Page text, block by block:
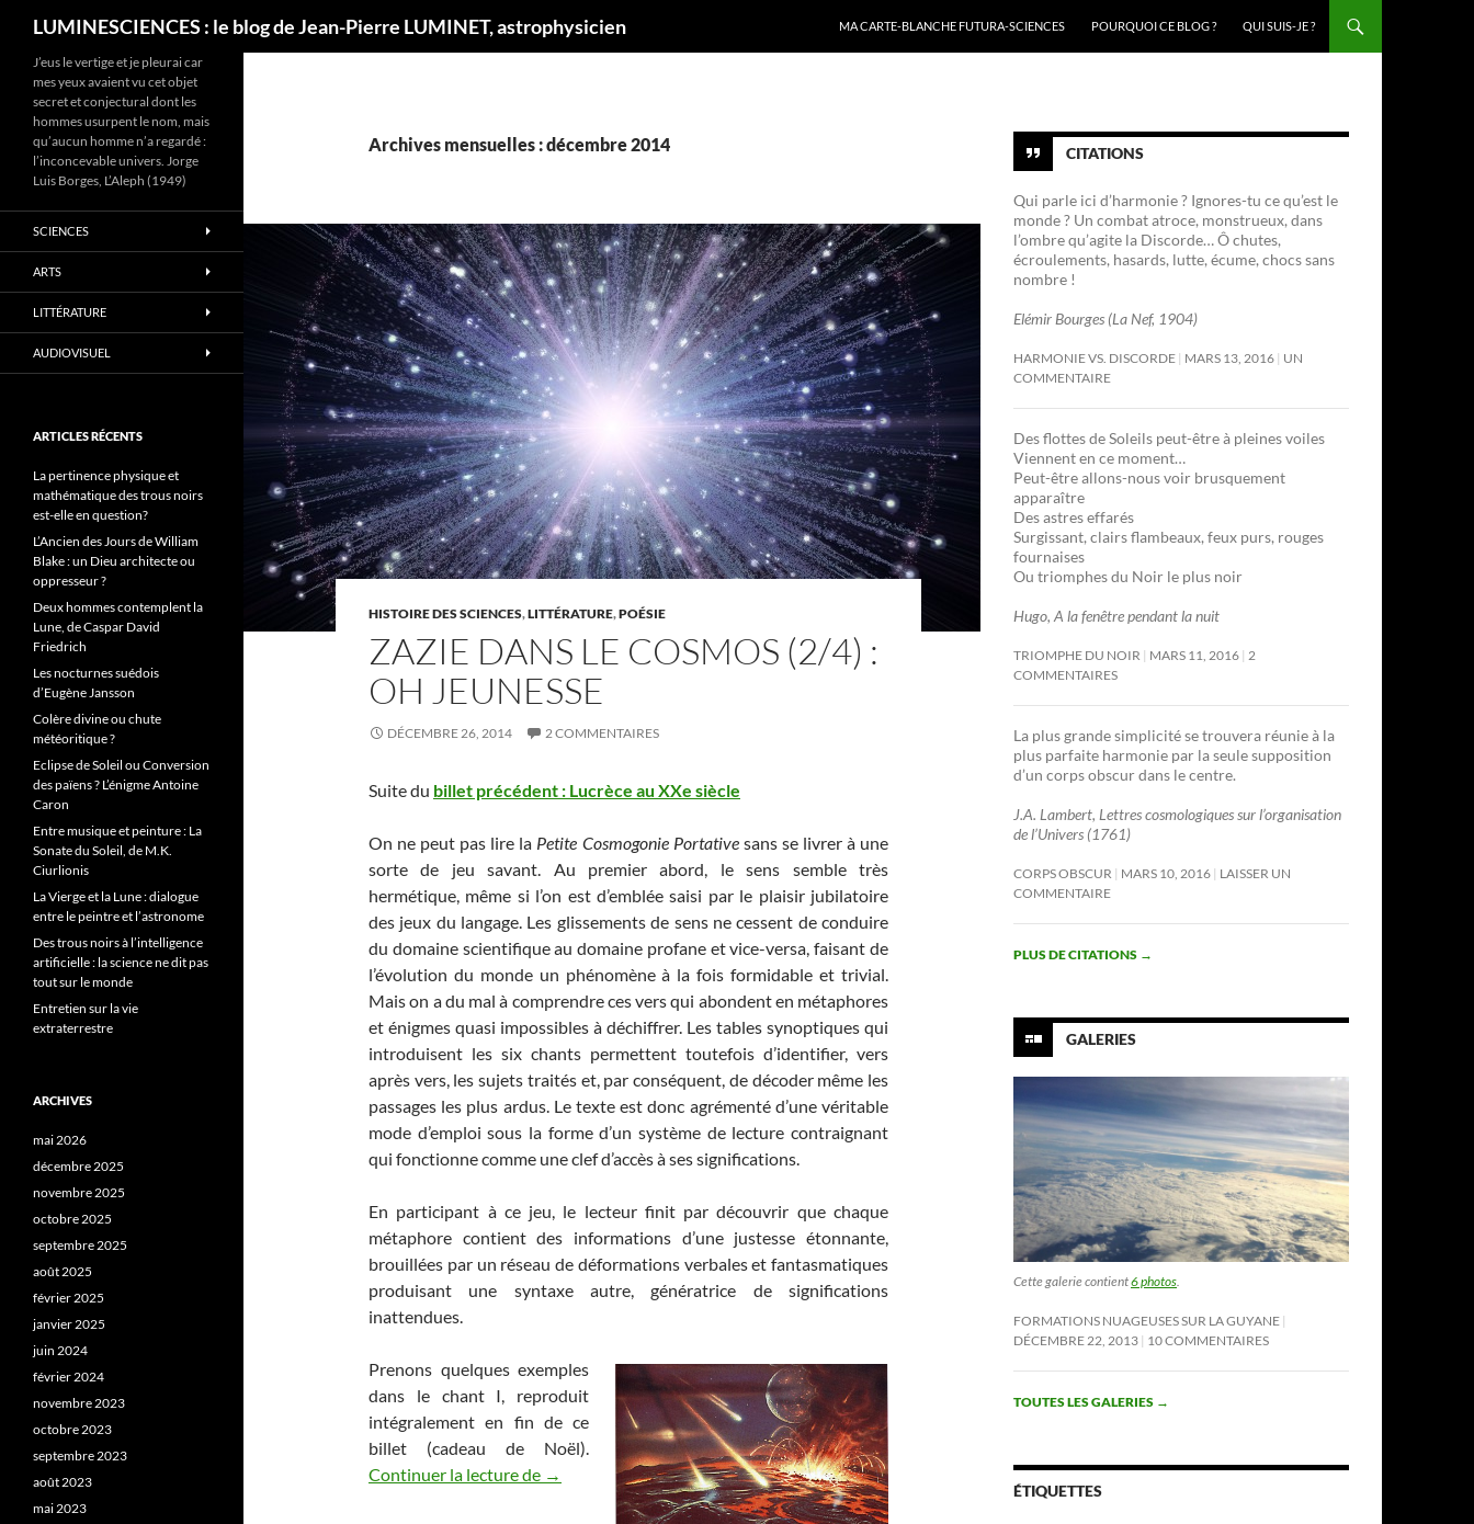
LUMINESCIENCES : le blog de Jean-Pierre LUMINET, astrophysicien
MA CARTE-BLANCHE FUTURA-SCIENCES
POURQUOI CE BLOG ? QUI SUIS-JE ?
Archives mensuelles : décembre 2014
HISTOIRE DES SCIENCES,LITTÉRATURE,POÉSIE
ZAZIE DANS LE COSMOS (2/4) :
OH JEUNESSE
DÉCEMBRE 26, 2014 2 COMMENTAIRES
Suite du billet précédent : Lucrèce au XXe siècle
On ne peut pas lire la Petite Cosmogonie Portativesans se livrer à une
sorte de jeu savant. Au premier abord, le sens semble très
hermétique, même si l’on est d’emblée saisi par le plaisir jubilatoire
des jeux du langage. Les glissements de sens ne cessent de conduire
du domaine scientifique au domaine profane et vice-versa, faisant de
l’évolution du monde un phénomène à la fois formidable et trivial.
Mais on a du mal à comprendre ces vers qui abondent en métaphores
et énigmes quasi impossibles à déchiffrer. Les tables synoptiques qui
introduisent les six chants permettent toutefois d’identifier, vers
après vers, les sujets traités et, par conséquent, de décoder même les
passages les plus ardus. Le texte est donc agrémenté d’une véritable
mode d’emploi sous la forme d’un système de lecture contraignant
qui fonctionne comme une clef d’accès à ses significations.
En participant à ce jeu, le lecteur finit par découvrir que chaque
métaphore contient des informations d’une justesse étonnante,
brouillées par un réseau de déformations verbales et fantasmatiques
produisant une syntaxe autre, génératrice de significations
inattendues.
Prenons quelques exemples
dans le chant I, reproduit
intégralement en fin de ce
billet (cadeau de Noël).
Continuer la lecture de Zazie dans le Cosmos (2/4) : Oh jeunesse
→
CITATIONS
Qui parle ici d’harmonie ? Ignores-tu ce qu’est le
monde ? Un combat atroce, monstrueux, dans
l’ombre qu’agite la Discorde… Ô chutes,
écroulements, hasards, lutte, écume, chocs sans
nombre !
Elémir Bourges (La Nef, 1904)
HARMONIE VS. DISCORDE MARS 13, 2016 UN
COMMENTAIRE
Des flottes de Soleils peut-être à pleines voiles
Viennent en ce moment…
Peut-être allons-nous voir brusquement
apparaître
Des astres effarés
Surgissant, clairs flambeaux, feux purs, rouges
fournaises
Ou triomphes du Noir le plus noir
Hugo, A la fenêtre pendant la nuit
TRIOMPHE DU NOIR MARS 11, 2016 2
COMMENTAIRES
La plus grande simplicité se trouvera réunie à la
plus parfaite harmonie par la seule supposition
d’un corps obscur dans le centre.
J.A. Lambert, Lettres cosmologiques sur l’organisation
de l’Univers (1761)
CORPS OBSCUR MARS 10, 2016 LAISSER UN
COMMENTAIRE
PLUS DE CITATIONS →
GALERIES
Cette galerie contient6 photos.
FORMATIONS NUAGEUSES SUR LA GUYANE
DÉCEMBRE 22, 2013 10 COMMENTAIRES
TOUTES LES GALERIES →
ÉTIQUETTES
J’eus le vertige et je pleurai car
mes yeux avaient vu cet objet
secret et conjectural dont les
hommes usurpent le nom, mais
qu’aucun homme n’a regardé :
l’inconcevable univers. Jorge
Luis Borges, L’Aleph (1949)
SCIENCES
ARTS
LITTÉRATURE
AUDIOVISUEL
ARTICLES RÉCENTS
La pertinence physique et
mathématique des trous noirs
est-elle en question?
L’Ancien des Jours de William
Blake : un Dieu architecte ou
oppresseur ?
Deux hommes contemplent la
Lune, de Caspar David
Friedrich
Les nocturnes suédois
d’Eugène Jansson
Colère divine ou chute
météoritique ?
Eclipse de Soleil ou Conversion
des païens ? L’énigme Antoine
Caron
Entre musique et peinture : La
Sonate du Soleil, de M.K.
Ciurlionis
La Vierge et la Lune : dialogue
entre le peintre et l’astronome
Des trous noirs à l’intelligence
artificielle : la science ne dit pas
tout sur le monde
Entretien sur la vie
extraterrestre
ARCHIVES
mai 2026
décembre 2025
novembre 2025
octobre 2025
septembre 2025
août 2025
février 2025
janvier 2025
juin 2024
février 2024
novembre 2023
octobre 2023
septembre 2023
août 2023
mai 2023